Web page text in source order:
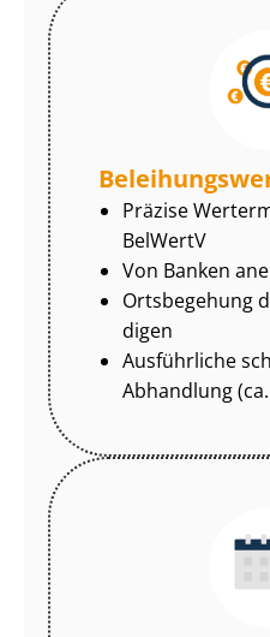
Präzise
BelWertV
Von Banken
Ortsbegehung
di­gen
Ausführliche
Abhandlung